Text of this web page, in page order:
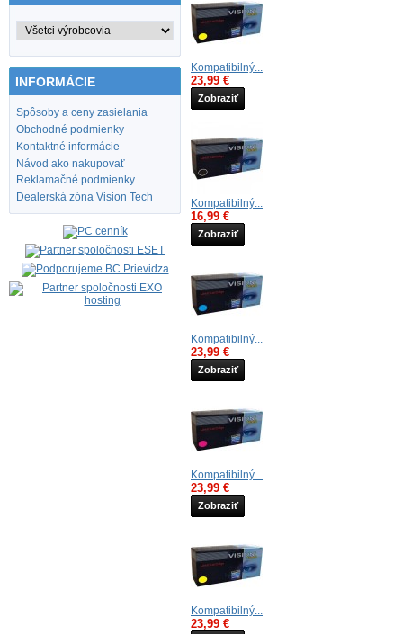
INFORMÁCIE
Spôsoby a ceny zasielania
Obchodné podmienky
Kontaktné informácie
Návod ako nakupovať
Reklamačné podmienky
Dealerská zóna Vision Tech
Kompatibilný...
23,99 €
Zobraziť
Kompatibilný...
16,99 €
Zobraziť
Kompatibilný...
23,99 €
Zobraziť
Kompatibilný...
23,99 €
Zobraziť
Kompatibilný...
23,99 €